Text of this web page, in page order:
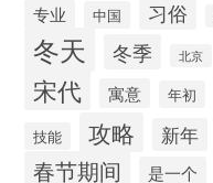
专业 中国 习俗
冬天 冬季 北京
宋代 寓意 年初
技能
攻略 新年
春节期间 是一个